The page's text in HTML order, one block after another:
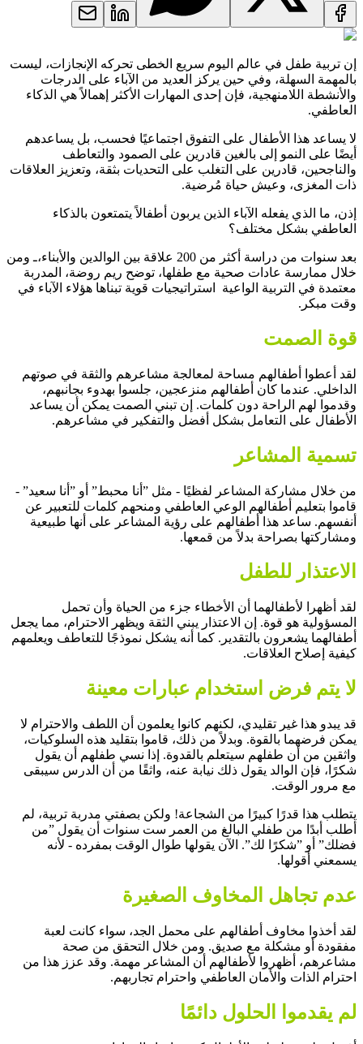
إن تربية طفل في عالم اليوم سريع الخطى تحركه الإنجازات، ليست
بالمهمة السهلة، وفي حين يركز العديد من الآباء على الدرجات
والأنشطة اللامنهجية، فإن إحدى المهارات الأكثر إهمالاً هي الذكاء
العاطفي.
لا يساعد هذا الأطفال على التفوق اجتماعيًا فحسب، بل يساعدهم
أيضًا على النمو إلى بالغين قادرين على الصمود والتعاطف
والناجحين، قادرين على التغلب على التحديات بثقة، وتعزيز العلاقات
ذات المغزى، وعيش حياة مُرضية.
إذن، ما الذي يفعله الآباء الذين يربون أطفالاً يتمتعون بالذكاء
العاطفي بشكل مختلف؟
بعد سنوات من دراسة أكثر من 200 علاقة بين الوالدين والأبناء،ـ ومن
خلال ممارسة عادات صحية مع طفلها، توضح ريم روضة، المدربة
معتمدة في التربية الواعية استراتيجيات قوية تبناها هؤلاء الآباء في
وقت مبكر.
قوة الصمت
لقد أعطوا أطفالهم مساحة لمعالجة مشاعرهم والثقة في صوتهم
الداخلي. عندما كان أطفالهم منزعجين، جلسوا بهدوء بجانبهم،
وقدموا لهم الراحة دون كلمات. إن تبني الصمت يمكن أن يساعد
الأطفال على التعامل بشكل أفضل والتفكير في مشاعرهم.
تسمية المشاعر
من خلال مشاركة المشاعر لفظيًا - مثل ”أنا محبط” أو ”أنا سعيد” -
قاموا بتعليم أطفالهم الوعي العاطفي ومنحهم كلمات للتعبير عن
أنفسهم. ساعد هذا أطفالهم على رؤية المشاعر على أنها طبيعية
ومشاركتها بصراحة بدلاً من قمعها.
الاعتذار للطفل
لقد أظهرا لأطفالهما أن الأخطاء جزء من الحياة وأن تحمل
المسؤولية هو قوة. إن الاعتذار يبني الثقة ويظهر الاحترام، مما يجعل
أطفالهما يشعرون بالتقدير. كما أنه يشكل نموذجًا للتعاطف ويعلمهم
كيفية إصلاح العلاقات.
لا يتم فرض استخدام عبارات معينة
قد يبدو هذا غير تقليدي، لكنهم كانوا يعلمون أن اللطف والاحترام لا
يمكن فرضهما بالقوة. وبدلاً من ذلك، قاموا بتقليد هذه السلوكيات،
واثقين من أن طفلهم سيتعلم بالقدوة. إذا نسي طفلهم أن يقول
شكرًا، فإن الوالد يقول ذلك نيابة عنه، واثقًا من أن الدرس سيبقى
مع مرور الوقت.
يتطلب هذا قدرًا كبيرًا من الشجاعة! ولكن بصفتي مدربة تربية، لم
أطلب أبدًا من طفلي البالغ من العمر ست سنوات أن يقول ”من
فضلك” أو ”شكرًا لك”. الآن يقولها طوال الوقت بمفرده - لأنه
يسمعني أقولها.
عدم تجاهل المخاوف الصغيرة
لقد أخذوا مخاوف أطفالهم على محمل الجد، سواء كانت لعبة
مفقودة أو مشكلة مع صديق. ومن خلال التحقق من صحة
مشاعرهم، أظهروا لأطفالهم أن المشاعر مهمة. وقد عزز هذا من
احترام الذات والأمان العاطفي واحترام تجاربهم.
لم يقدموا الحلول دائمًا